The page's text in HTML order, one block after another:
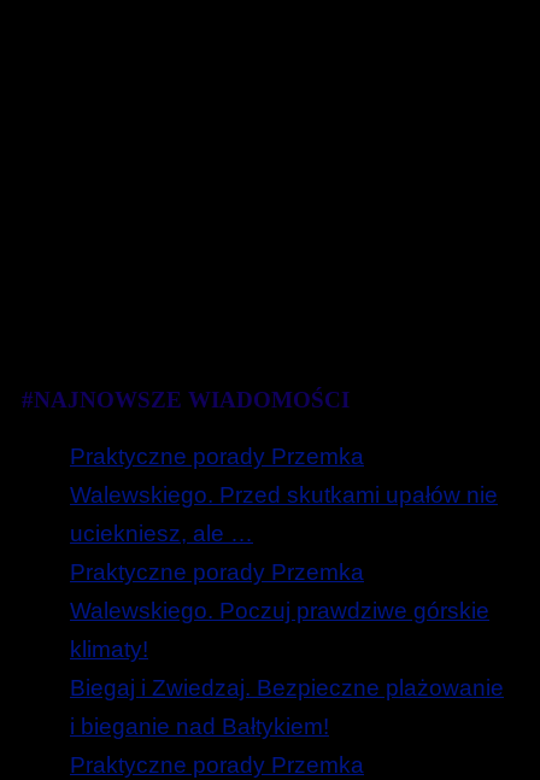
#NAJNOWSZE WIADOMOŚCI
Praktyczne porady Przemka
Walewskiego. Przed skutkami upałów nie
uciekniesz, ale …
Praktyczne porady Przemka
Walewskiego. Poczuj prawdziwe górskie
klimaty!
Biegaj i Zwiedzaj. Bezpieczne plażowanie
i bieganie nad Bałtykiem!
Praktyczne porady Przemka